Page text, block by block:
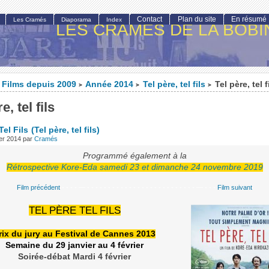
LES CRAMÉS DE LA
Films depuis 2009 > Année 2014 > Tel père, tel fils > Tel père, tel
tel fils
Fils (Tel père, tel fils)
2014 par Cramés
Programmé également à la
Rétrospective Kore-Eda samedi 23 et dimanche 24 novembre 2019
Film précédent Film suivant
TEL PÈRE TEL FILS
du jury au Festival de Cannes 2013
Semaine du 29 janvier au 4 février
Soirée-débat Mardi 4 février
Les Cramés Diaporama Index Contact Plan du site En résumé